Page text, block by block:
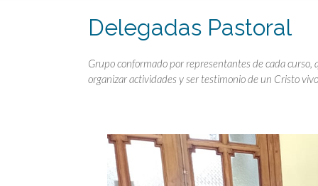
Delegadas Pastoral
Grupo conformado por representantes de cada curso,
organizar actividades y ser testimonio de un Cristo